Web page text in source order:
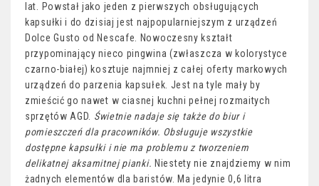
lat. Powstał jako jeden z pierwszych obsługujących
kapsułki i do dzisiaj jest najpopularniejszym z urządzeń
Dolce Gusto od Nescafe. Nowoczesny kształt
przypominający nieco pingwina (zwłaszcza w kolorystyce
czarno-białej) kosztuje najmniej z całej oferty markowych
urządzeń do parzenia kapsułek. Jest na tyle mały by
zmieścić go nawet w ciasnej kuchni pełnej rozmaitych
sprzętów AGD. Świetnie nadaje się także do biur i
pomieszczeń dla pracowników. Obsługuje wszystkie
dostępne kapsułki i nie ma problemu z tworzeniem
delikatnej aksamitnej pianki. Niestety nie znajdziemy w nim
żadnych elementów dla baristów. Ma jedynie 0,6 litra